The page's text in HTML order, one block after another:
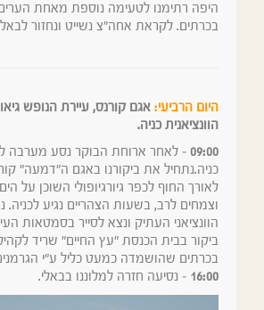
היפה רתימנו לטעימה נוספת מאחת
בכרתים. לקראת אחה"צ נשייט ונחזור
היום הרביעי: אגם קורנס, עיירת הנופש
הוונציאנית כניה.
09:00 – לאחר ארוחת הבוקר נסע מערבה
כניה.נתחיל את ביקורנו באגם ה"דמעה"
לאורך החוף לכפר גיורגיופולי השוכן על
וצמחים לרב, בשעות הצהריים נגיע לכניה.
הוונציאני העתיק ונצא לסייר בסמטאות
ביקור בבית הכנסת "עץ החיים" שריד
בכרתים שהושמדה כמעט כליל ע"י
16:00 – נסיעה חזרה למלוננו בבאלי.